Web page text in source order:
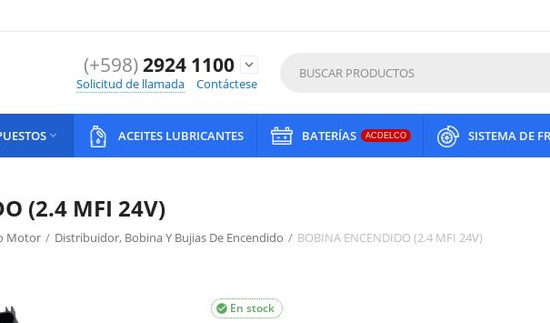
(+598)2924 1100
expand_more
Solicitud de llamada
Contáctese
 ACEITES LUBRICANTES BATERÍAS ACDELCO SISTEMA DE
(2.4 MFI 24V)
Motor / Distribuidor, Bobina Y Bujias De Encendido / BOBINA ENCENDIDO (2.4 MFI 24V)
En stock
